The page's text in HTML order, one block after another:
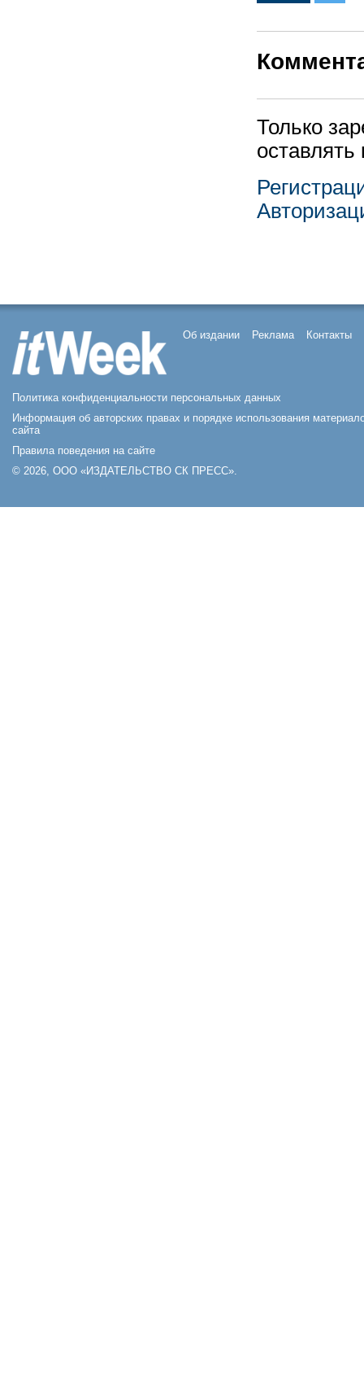
Только
Об издании Реклама Контакты
Политика конфиденциальности персональных данных
Информация об авторских правах и порядке использования
сайта
Правила поведения на сайте
© 2026, ООО «ИЗДАТЕЛЬСТВО СК ПРЕСС».